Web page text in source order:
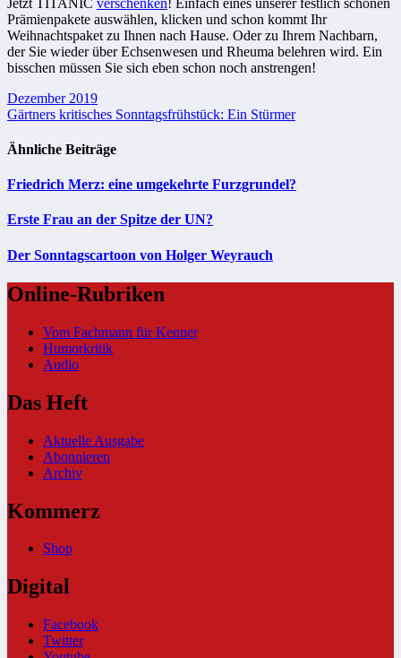
Prämienpakete auswählen, klicken und schon kommt Ihr
Weihnachtspaket zu Ihnen nach Hause. Oder zu Ihrem Nachbarn,
der Sie wieder über Echsenwesen und Rheuma belehren wird. Ein
bisschen müssen Sie sich eben schon noch anstrengen!
Beitragsnavigation
Dezember 2019
Gärtners kritisches Sonntagsfrühstück: Ein Stürmer
Ähnliche Beiträge
Friedrich Merz: eine umgekehrte Furzgrundel?
Erste Frau an der Spitze der UN?
Der Sonntagscartoon von Holger Weyrauch
Online-Rubriken
Vom Fachmann für Kenner
Humorkritik
Audio
Das Heft
Aktuelle Ausgabe
Abonnieren
Archiv
Kommerz
Shop
Digital
Facebook
Twitter